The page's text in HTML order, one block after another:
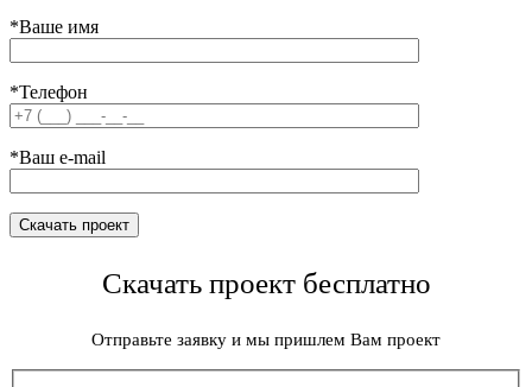
*Ваше имя
*Телефон
*Ваш e-mail
Скачать проект бесплатно
Отправьте заявку и мы пришлем Вам проект